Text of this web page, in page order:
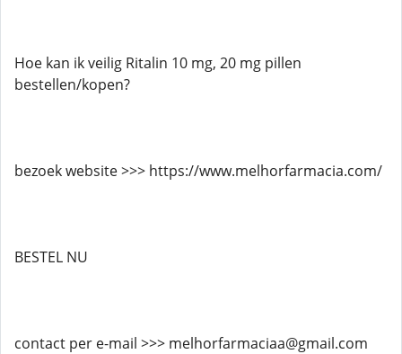
Hoe kan ik veilig Ritalin 10 mg, 20 mg pillen
bestellen/kopen?
bezoek website >>> https://www.melhorfarmacia.com/
BESTEL NU
contact per e-mail >>> melhorfarmaciaa@gmail.com